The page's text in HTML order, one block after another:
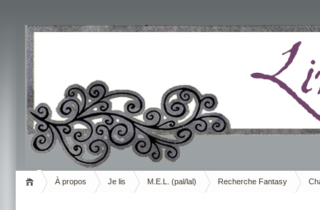
Livrement
À propos Je lis M.E.L. (pal/lal) Recherche Fantasy